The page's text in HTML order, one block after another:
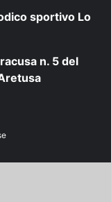
sportivo Lo
n. 5 del